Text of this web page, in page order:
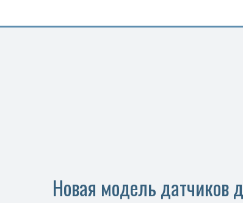
Новая модель датчиков